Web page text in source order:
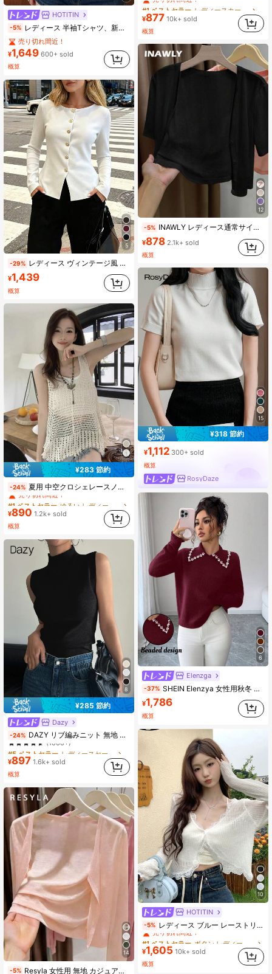
HOTITIN
-5% レディース 半袖Tシャツ、新作サマーデザイン センス フィット カジュアル スウィート ニットトップ
売り切れ間近！
¥1,649 600+ sold
概算
5
-29% レディース ヴィンテージ風 メタルボタン前開き 無地 ラウンドネック ニットカーディガン スリムフィット ミニマル エレガント カジュアル セーター 秋冬 ホワイト
¥1,439
概算
¥283 節約
-24% 夏用 中空クロシェレースノースリーブカバーアップベスト
#1 ベストセラー
ゆるい レディースセーターベスト
売り切れ間近！
(500+)
#1 ベストセラー
売り切れ間近！
#1 ベストセラー
売り切れ間近！
#1 ベストセラー
ゆるい レディースセーターベスト
(500+)
¥890 1.2k+ sold
概算
8
¥285 節約
Dazy
-24% DAZY リブ編みニット 無地 モックネック タンクトップ
#5 ベストセラー
(1000+)
#5 ベストセラー
(1000+)
#5 ベストセラー
(1000+)
#5 ベストセラー
レディースセーターベスト
¥897 1.6k+ sold
概算
14
-5% Resyla 女性用 無地 カジュアル ライトウェイト カーディガン、春夏用
(1000+)
#1 ベストセラー
売り切れ間近！
#1 ベストセラー
売り切れ間近！
#1 ベストセラー
レディースカーディガン
(1000+)
¥877 10k+ sold
概算
12
-5% INAWLY レディース通常サイズ オープンフロント 半袖 ライトウェイト カーディガン、アウトインやトラベルに
¥878 2.1k+ sold
概算
15
¥318 節約
¥1,112 300+ sold
概算
RosyDaze
6
Elenzga
-37% SHEIN Elenzya 女性用秋冬 Aniusta カジュアルトップス、バカンス、独立記念日、労働感謝の日、コロンブスの日、感謝祭、バレンタインデー、ヴィンテージ、スカンジナビアン、韓国スタイル、エレガント、多用途、学生、教師、ゴシック、オフィス、ビジネスカジュアル、新学期、装飾襟付きブラックニットセーター
¥1,786
概算
10
HOTITIN
-5% レディース ブルー レーストリム Vネック カバーアップ かわいい 新学期 夏用ショール 軽量 アウター ホワイト 春 バケーションコア
#1 ベストセラー
売り切れ間近！
(1000+)
#1 ベストセラー
売り切れ間近！
#1 ベストセラー
売り切れ間近！
#1 ベストセラー
ボタン レディース軽量カーディガン
¥1,605 10k+ sold
概算